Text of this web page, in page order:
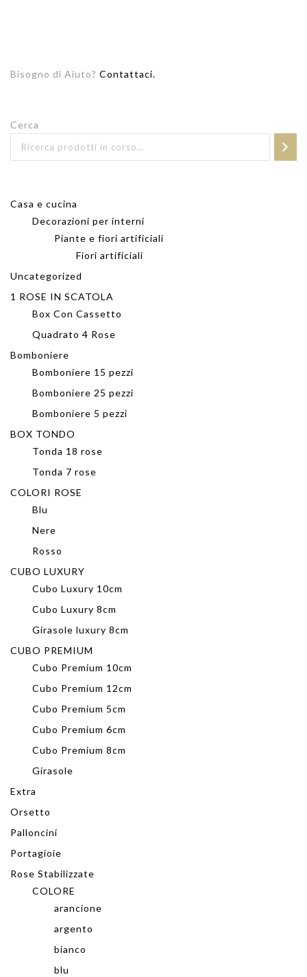
Bisogno di Aiuto? Contattaci.
Cerca
Casa e cucina
Decorazioni per interni
Piante e fiori artificiali
Fiori artificiali
Uncategorized
1 ROSE IN SCATOLA
Box Con Cassetto
Quadrato 4 Rose
Bomboniere
Bomboniere 15 pezzi
Bomboniere 25 pezzi
Bomboniere 5 pezzi
BOX TONDO
Tonda 18 rose
Tonda 7 rose
COLORI ROSE
Blu
Nere
Rosso
CUBO LUXURY
Cubo Luxury 10cm
Cubo Luxury 8cm
Girasole luxury 8cm
CUBO PREMIUM
Cubo Premium 10cm
Cubo Premium 12cm
Cubo Premium 5cm
Cubo Premium 6cm
Cubo Premium 8cm
Girasole
Extra
Orsetto
Palloncini
Portagioie
Rose Stabilizzate
COLORE
arancione
argento
bianco
blu